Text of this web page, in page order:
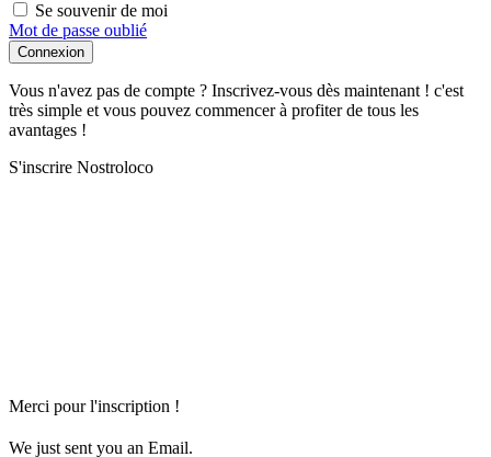
Se souvenir de moi
Mot de passe oublié
Connexion
Vous n'avez pas de compte ? Inscrivez-vous dès maintenant ! c'est
très simple et vous pouvez commencer à profiter de tous les
avantages !
S'inscrire Nostroloco
Merci pour l'inscription !
We just sent you an Email.